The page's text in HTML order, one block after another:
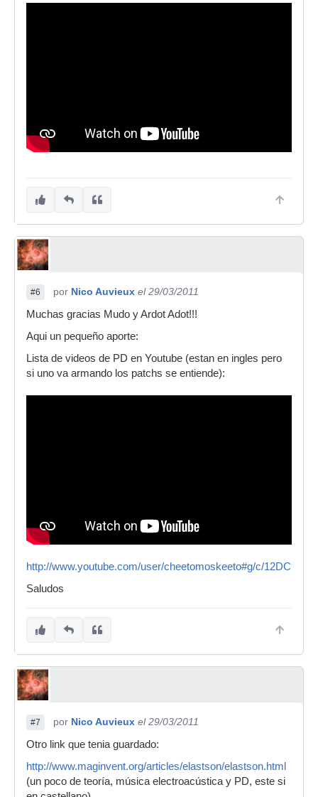
#6 por Nico Auvieux el 29/03/2011
Muchas gracias Mudo y Ardot Adot!!!
Aqui un pequeño aporte:
Lista de videos de PD en Youtube (estan en ingles pero
si uno va armando los patchs se entiende):
http://www.youtube.com/user/cheetomoskeeto#g/c/
Saludos
#7 por Nico Auvieux el 29/03/2011
Otro link que tenia guardado:
http://www.maginvent.org/articles/elastson/elastson.html
(un poco de teoría, música electroacústica y PD, este si